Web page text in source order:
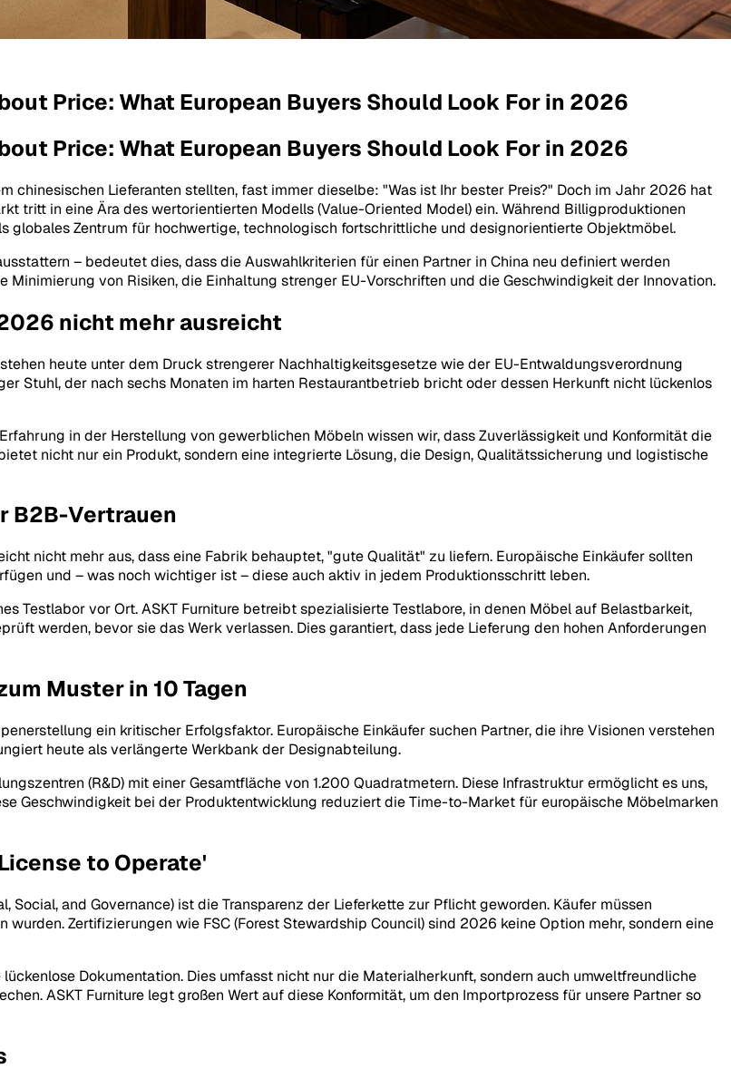
Price: What European Buyers Should Look For in 2026
Price: What European Buyers Should Look For in 2026
chinesischen Lieferanten stellten, fast immer dieselbe: "Was ist Ihr bester Preis?" Doch im Jahr 2026 hat
tritt in eine Ära des wertorientierten Modells (Value-Oriented Model) ein. Während Billigproduktionen
globales Zentrum für hochwertige, technologisch fortschrittliche und designorientierte Objektmöbel.
– bedeutet dies, dass die Auswahlkriterien für einen Partner in China neu definiert werden
Minimierung von Risiken, die Einhaltung strenger EU-Vorschriften und die Geschwindigkeit der Innovation.
nicht mehr ausreicht
heute unter dem Druck strengerer Nachhaltigkeitsgesetze wie der EU-Entwaldungsverordnung
Stuhl, der nach sechs Monaten im harten Restaurantbetrieb bricht oder dessen Herkunft nicht lückenlos
in der Herstellung von gewerblichen Möbeln wissen wir, dass Zuverlässigkeit und Konformität die
nicht nur ein Produkt, sondern eine integrierte Lösung, die Design, Qualitätssicherung und logistische
B2B-Vertrauen
nicht mehr aus, dass eine Fabrik behauptet, "gute Qualität" zu liefern. Europäische Einkäufer sollten
und – was noch wichtiger ist – diese auch aktiv in jedem Produktionsschritt leben.
Testlabor vor Ort. ASKT Furniture betreibt spezialisierte Testlabore, in denen Möbel auf Belastbarkeit,
werden, bevor sie das Werk verlassen. Dies garantiert, dass jede Lieferung den hohen Anforderungen
Muster in 10 Tagen
ein kritischer Erfolgsfaktor. Europäische Einkäufer suchen Partner, die ihre Visionen verstehen
heute als verlängerte Werkbank der Designabteilung.
(R&D) mit einer Gesamtfläche von 1.200 Quadratmetern. Diese Infrastruktur ermöglicht es uns,
Geschwindigkeit bei der Produktentwicklung reduziert die Time-to-Market für europäische Möbelmarken
to Operate'
Social, and Governance) ist die Transparenz der Lieferkette zur Pflicht geworden. Käufer müssen
Zertifizierungen wie FSC (Forest Stewardship Council) sind 2026 keine Option mehr, sondern eine
Dokumentation. Dies umfasst nicht nur die Materialherkunft, sondern auch umweltfreundliche
ASKT Furniture legt großen Wert auf diese Konformität, um den Importprozess für unsere Partner so